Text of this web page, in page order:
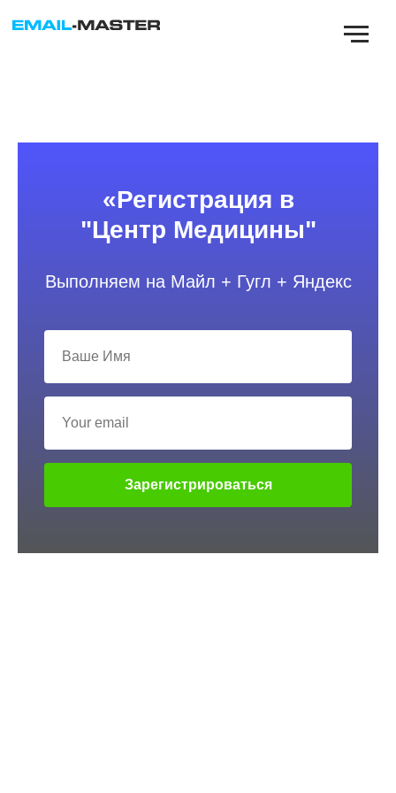
«Регистрация в
"Центр Медицины"
Выполняем на Майл + Гугл + Яндекс
Зарегистрироваться